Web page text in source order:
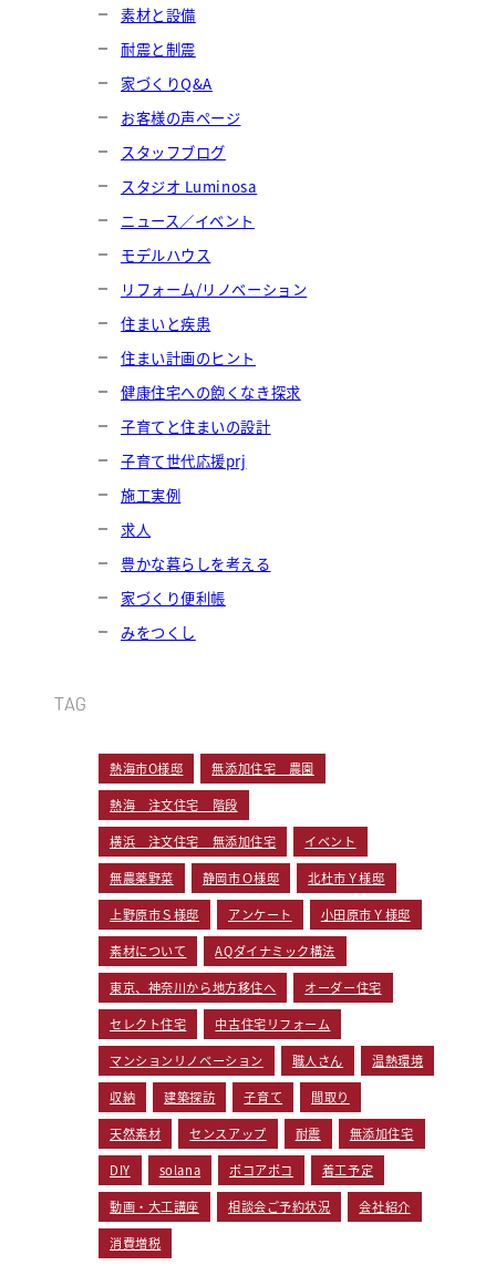
素材と設備
耐震と制震
家づくりQ&A
お客様の声ページ
スタッフブログ
スタジオ Luminosa
ニュース／イベント
モデルハウス
リフォーム/リノベーション
住まいと疾患
住まい計画のヒント
健康住宅への飽くなき探求
子育てと住まいの設計
子育て世代応援prj
施工実例
求人
豊かな暮らしを考える
家づくり便利帳
みをつくし
TAG
熱海市O様邸 無添加住宅 農園
熱海 注文住宅 階段
横浜 注文住宅 無添加住宅 イベント
無農薬野菜 静岡市Ｏ様邸 北杜市Ｙ様邸
上野原市Ｓ様邸 アンケート 小田原市Ｙ様邸
素材について AQダイナミック構法
東京、神奈川から地方移住へ オーダー住宅
セレクト住宅 中古住宅リフォーム
マンションリノベーション 職人さん 温熱環境
収納 建築探訪 子育て 間取り
天然素材 センスアップ 耐震 無添加住宅
DIY solana ポコアポコ 着工予定
動画・大工講座 相談会ご予約状況 会社紹介
消費増税